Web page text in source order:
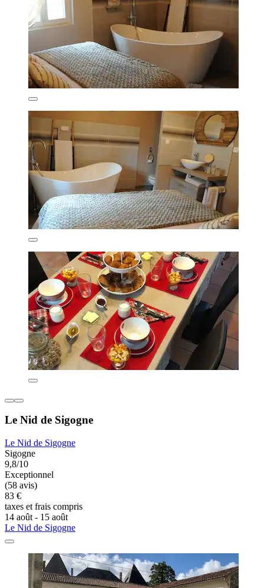
Le Nid de Sigogne
Le Nid de Sigogne
Sigogne
9,8/10
Exceptionnel
(58 avis)
83 €
taxes et frais compris
14 août - 15 août
Le Nid de Sigogne